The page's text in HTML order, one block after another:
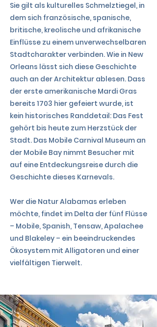
Sie gilt als kulturelles Schmelztiegel, in
dem sich französische, spanische,
britische, kreolische und afrikanische
Einflüsse zu einem unverwechselbaren
Stadtcharakter verbinden. Wie in New
Orleans lässt sich diese Geschichte
auch an der Architektur ablesen. Dass
der erste amerikanische Mardi Gras
bereits 1703 hier gefeiert wurde, ist
kein historisches Randdetail: Das Fest
gehört bis heute zum Herzstück der
Stadt. Das Mobile Carnival Museum an
der Mobile Bay nimmt Besucher mit
auf eine Entdeckungsreise durch die
Geschichte dieses Karnevals.
Wer die Natur Alabamas erleben
möchte, findet im Delta der fünf Flüsse
– Mobile, Spanish, Tensaw, Apalachee
und Blakeley – ein beeindruckendes
Ökosystem mit Alligatoren und einer
vielfältigen Tierwelt.